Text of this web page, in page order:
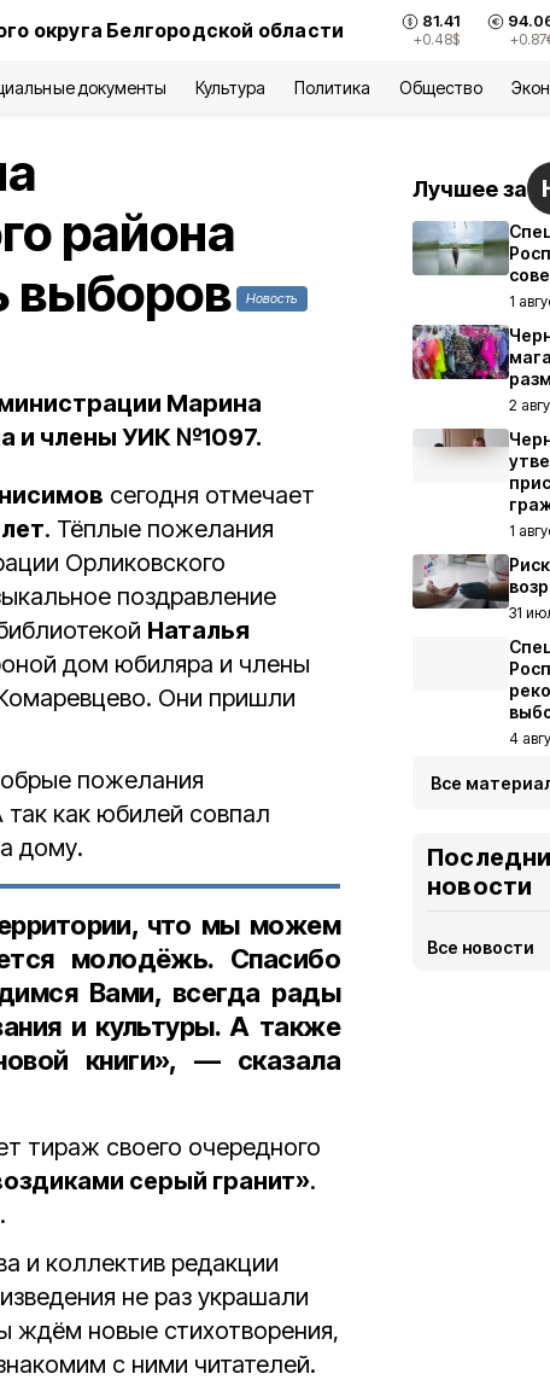
округа Белгородской области 81.41
+0.48$ +0.87
документы Культура Политика Общество
района
выборов
Новость
Марина
и члены УИК №1097.
сегодня отмечает
. Тёплые пожелания
Орликовского
поздравление
Наталья
дом юбиляра и члены
Они пришли
пожелания
так как юбилей совпал
дому.
что мы можем
молодёжь. Спасибо
Вами, всегда рады
и культуры. А также
книги», — сказала
тираж своего очередного
серый гранит».
и коллектив редакции
не раз украшали
ждём новые стихотворения,
с ними читателей.
Лучшее за
1
2
1
31
4
Все
новости
Все новости